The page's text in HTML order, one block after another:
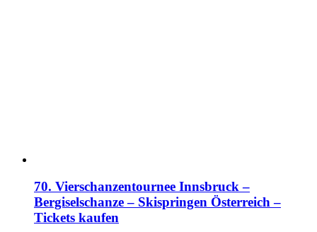
70. Vierschanzentournee Innsbruck –
Bergiselschanze – Skispringen Österreich –
Tickets kaufen